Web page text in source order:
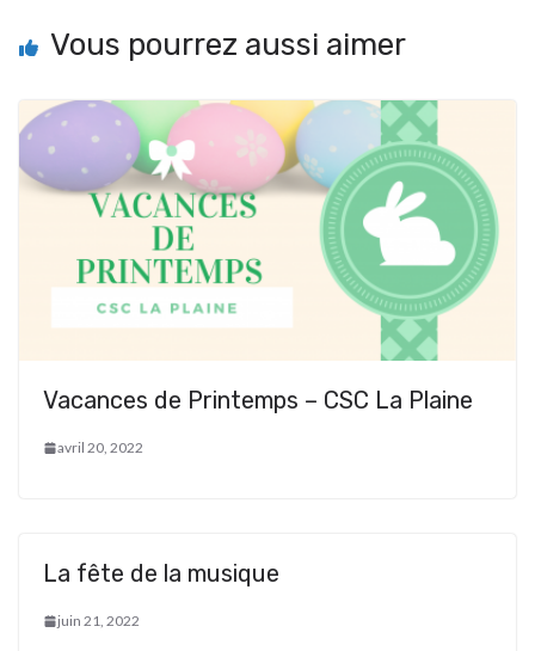
Vous pourrez aussi aimer
Vacances de Printemps – CSC La Plaine
avril 20, 2022
La fête de la musique
juin 21, 2022